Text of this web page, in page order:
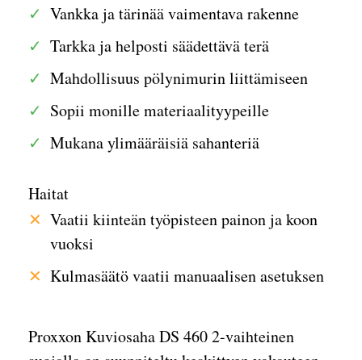
Proxxon Kuviosaha DS 460 2-vaihteinen
Vankka ja tärinää vaimentava rakenne
Tarkka ja helposti säädettävä terä
Mahdollisuus pölynimurin liittämiseen
Sopii monille materiaalityypeille
Mukana ylimääräisiä sahanteriä
Haitat
Vaatii kiinteän työpisteen painon ja koon
vuoksi
Kulmasäätö vaatii manuaalisen asetuksen